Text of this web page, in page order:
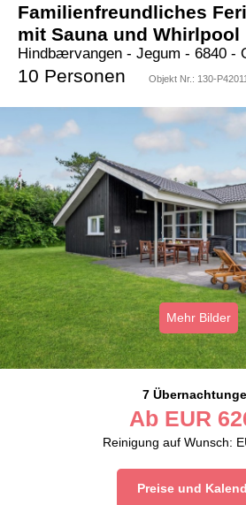
Familienfreundliches
mit Sauna und Whirlpool
Hindbærvangen - Jegum - 6840 -
10 Personen Objekt Nr.: 130-P42011
Mehr Bilder
7
Ab EUR
Reinigung auf Wunsch:
Preise und